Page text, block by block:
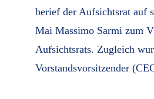
berief der Aufsichtsrat auf
Mai Massimo Sarmi zum
Aufsichtsrats. Zugleich
Vorstandsvorsitzender